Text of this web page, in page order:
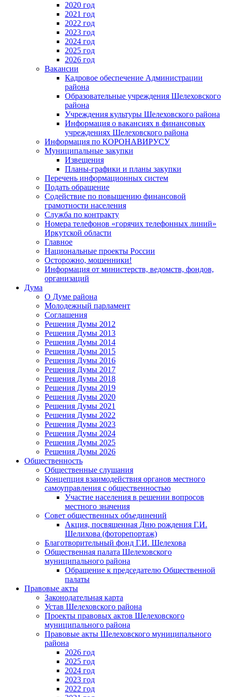
2020 год
2021 год
2022 год
2023 год
2024 год
2025 год
2026 год
Вакансии
Кадровое обеспечение Администрации
района
Образовательные учреждения Шелеховского
района
Учреждения культуры Шелеховского района
Информация о вакансиях в финансовых
учреждениях Шелеховского района
Информация по КОРОНАВИРУСУ
Муниципальные закупки
Извещения
Планы-графики и планы закупки
Перечень информационных систем
Подать обращение
Содействие по повышению финансовой
грамотности населения
Служба по контракту
Номера телефонов «горячих телефонных линий»
Иркутской области
Главное
Национальные проекты России
Осторожно, мошенники!
Информация от министерств, ведомств, фондов,
организаций
Дума
О Думе района
Молодежный парламент
Соглашения
Решения Думы 2012
Решения Думы 2013
Решения Думы 2014
Решения Думы 2015
Решения Думы 2016
Решения Думы 2017
Решения Думы 2018
Решения Думы 2019
Решения Думы 2020
Решения Думы 2021
Решения Думы 2022
Решения Думы 2023
Решения Думы 2024
Решения Думы 2025
Решения Думы 2026
Общественность
Общественные слушания
Концепция взаимодействия органов местного
самоуправления с общественностью
Участие населения в решении вопросов
местного значения
Совет общественных объединений
Акция, посвященная Дню рождения Г.И.
Шелихова (фоторепортаж)
Благотворительный фонд Г.И. Шелехова
Общественная палата Шелеховского
муниципального района
Обращение к председателю Общественной
палаты
Правовые акты
Законодательная карта
Устав Шелеховского района
Проекты правовых актов Шелеховского
муниципального района
Правовые акты Шелеховского муниципального
района
2026 год
2025 год
2024 год
2023 год
2022 год